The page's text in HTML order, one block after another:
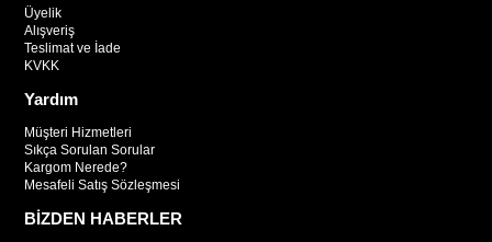
Üyelik
Alışveriş
Teslimat ve İade
KVKK
Yardım
Müşteri Hizmetleri
Sıkça Sorulan Sorular
Kargom Nerede?
Mesafeli Satış Sözleşmesi
BİZDEN HABERLER